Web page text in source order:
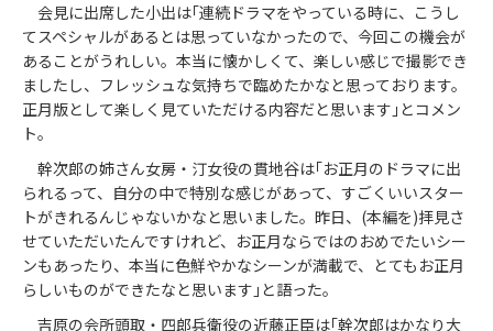
会見に出席した小出は｢連続ドラマをやっている時に、こうし
てスペシャルがあるとは思っていなかったので、今回この機会が
あることがうれしい。本当に懐かしくて、楽しい感じで撮影でき
ましたし、フレッシュな気持ちで臨めたかなと思っております。
正月版として楽しく見ていただける内容だと思います｣とコメン
ト。
幹次郎の姉さん女房・汀女役の貫地谷は｢お正月のドラマに出
られるって、自分の中で特別な感じがあって、すごくいいスター
トがきれるんじゃないかなと思いました。昨日、(本編を)拝見さ
せていただいたんですけれど、お正月ならではのおめでたいシー
ンもあったり、本当に色鮮やかなシーンが満載で、とてもお正月
らしいものができたなと思います｣と語った。
吉原の会所頭取・四郎兵衛役の近藤正臣は｢幹次郎はかなり大